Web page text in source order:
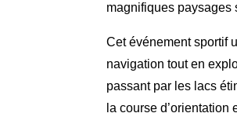
magnifiques paysages
Cet événement sportif
navigation tout en
passant par les lacs
la course